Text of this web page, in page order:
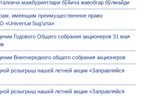
мажбуриятлари бўйича жавобгар бўлмайди
имеющим преимущественное право
«Universal Sug’urta»
Годового Общего собрания акционеров 31 мая
Внеочередного общего собрания акционеров
розыгрыш нашей летней акции «Заправляйся
розыгрыш нашей летней акции «Заправляйся